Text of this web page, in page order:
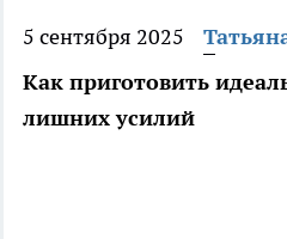
5 сентября 2025
Как приготовить
лишних усилий